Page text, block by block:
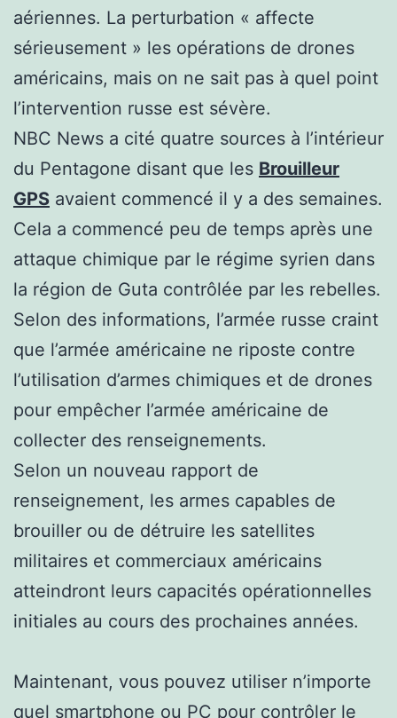
aériennes. La perturbation « affecte
sérieusement » les opérations de drones
américains, mais on ne sait pas à quel point
l’intervention russe est sévère.
NBC News a cité quatre sources à l’intérieur
du Pentagone disant que les Brouilleur
GPS avaient commencé il y a des semaines.
Cela a commencé peu de temps après une
attaque chimique par le régime syrien dans
la région de Guta contrôlée par les rebelles.
Selon des informations, l’armée russe craint
que l’armée américaine ne riposte contre
l’utilisation d’armes chimiques et de drones
pour empêcher l’armée américaine de
collecter des renseignements.
Selon un nouveau rapport de
renseignement, les armes capables de
brouiller ou de détruire les satellites
militaires et commerciaux américains
atteindront leurs capacités opérationnelles
initiales au cours des prochaines années.
Maintenant, vous pouvez utiliser n’importe
quel smartphone ou PC pour contrôler le